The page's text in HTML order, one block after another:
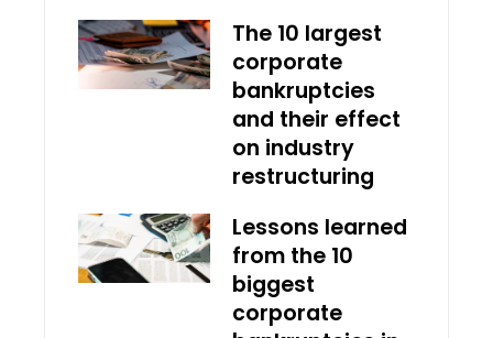
The 10 largest
corporate
bankruptcies
and their effect
on industry
restructuring
Lessons learned
from the 10
biggest
corporate